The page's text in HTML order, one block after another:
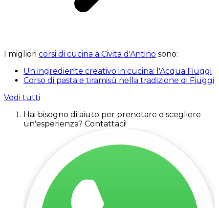
I migliori corsi di cucina a Civita d'Antino sono:
Un ingrediente creativo in cucina: l'Acqua Fiuggi
Corso di pasta e tiramisù nella tradizione di Fiuggi
Vedi tutti
Hai bisogno di aiuto per prenotare o scegliere
un'esperienza? Contattaci!